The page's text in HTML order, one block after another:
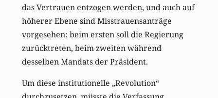
das Vertrauen entzogen werden, und auch auf
höherer Ebene sind Misstrauensanträge
vorgesehen: beim ersten soll die Regierung
zurücktreten, beim zweiten während
desselben Mandats der Präsident.
Um diese institutionelle „Revolution“